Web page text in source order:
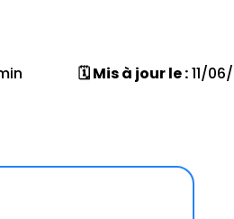
🗓 Mis à jour le :11/